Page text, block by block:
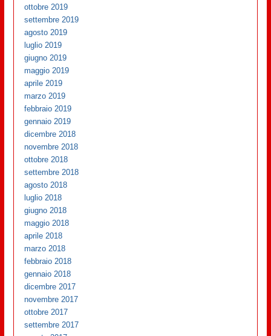
ottobre 2019
settembre 2019
agosto 2019
luglio 2019
giugno 2019
maggio 2019
aprile 2019
marzo 2019
febbraio 2019
gennaio 2019
dicembre 2018
novembre 2018
ottobre 2018
settembre 2018
agosto 2018
luglio 2018
giugno 2018
maggio 2018
aprile 2018
marzo 2018
febbraio 2018
gennaio 2018
dicembre 2017
novembre 2017
ottobre 2017
settembre 2017